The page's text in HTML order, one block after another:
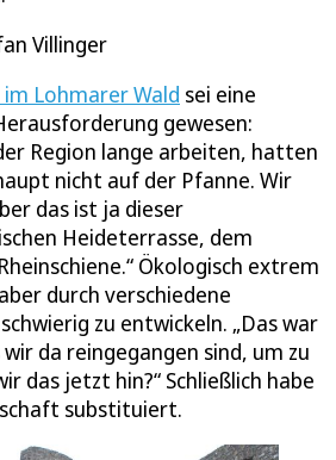
Villinger
Lohmarer Wald sei eine
gewesen:
Region lange arbeiten, hatten
nicht auf der Pfanne. Wir
das ist ja dieser
Heideterrasse, dem
Ökologisch extrem
durch verschiedene
zu entwickeln. „Das war
da reingegangen sind, um zu
das jetzt hin?“ Schließlich habe
substituiert.